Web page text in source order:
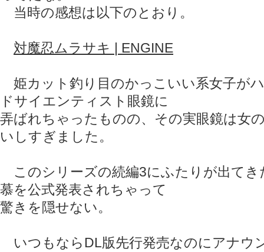
当時の感想は以下のとおり。
対魔忍ムラサキ | ENGINE
姫カット釣り目のかっこいい系女子が
ドサイエンティスト眼鏡に
弄ばれちゃったものの、その実眼鏡は女
いしすぎました。
このシリーズの続編3にふたりが出てき
慕を公式発表されちゃって
驚きを隠せない。
いつもならDL版先行発売なのにアナウ